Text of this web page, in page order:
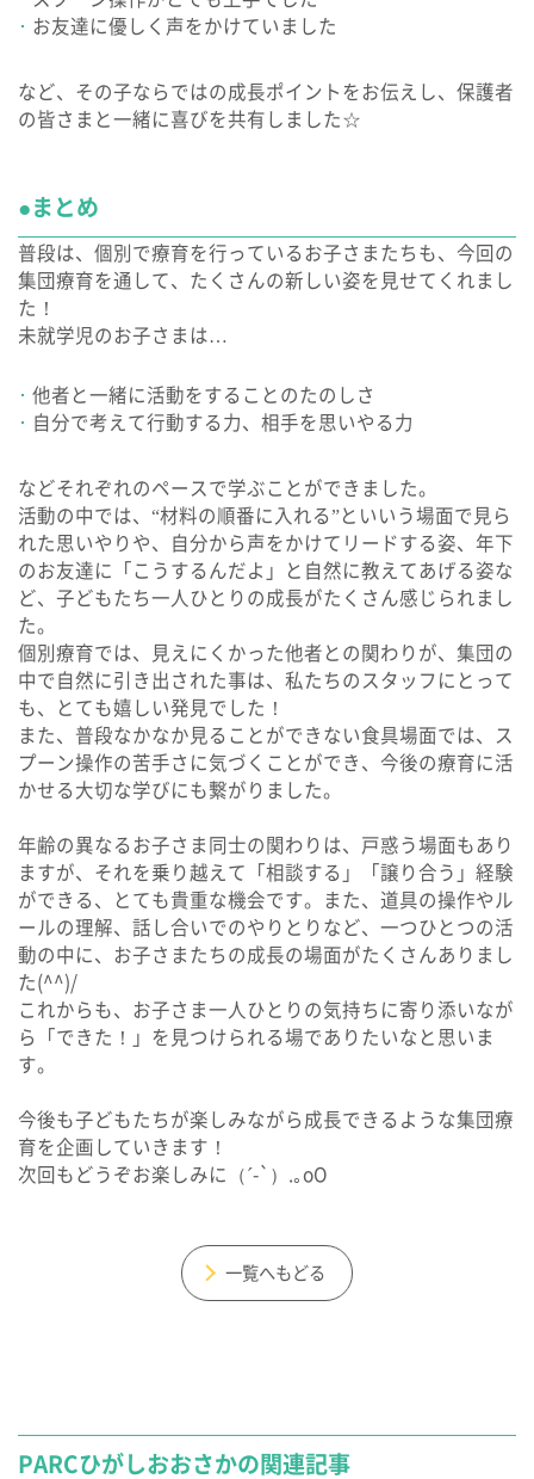
お友達に優しく声をかけていました
など、その子ならではの成長ポイントをお伝えし、保護者
の皆さまと一緒に喜びを共有しました☆
●まとめ
普段は、個別で療育を行っているお子さまたちも、今回の
集団療育を通して、たくさんの新しい姿を見せてくれまし
た！
未就学児のお子さまは…
他者と一緒に活動をすることのたのしさ
自分で考えて行動する力、相手を思いやる力
などそれぞれのペースで学ぶことができました。
活動の中では、“材料の順番に入れる”といいう場面で見ら
れた思いやりや、自分から声をかけてリードする姿、年下
のお友達に「こうするんだよ」と自然に教えてあげる姿な
ど、子どもたち一人ひとりの成長がたくさん感じられまし
た。
個別療育では、見えにくかった他者との関わりが、集団の
中で自然に引き出された事は、私たちのスタッフにとって
も、とても嬉しい発見でした！
また、普段なかなか見ることができない食具場面では、ス
プーン操作の苦手さに気づくことができ、今後の療育に活
かせる大切な学びにも繋がりました。
年齢の異なるお子さま同士の関わりは、戸惑う場面もあり
ますが、それを乗り越えて「相談する」「譲り合う」経験
ができる、とても貴重な機会です。また、道具の操作やル
ールの理解、話し合いでのやりとりなど、一つひとつの活
動の中に、お子さまたちの成長の場面がたくさんありまし
た(^^)/
これからも、お子さま一人ひとりの気持ちに寄り添いなが
ら「できた！」を見つけられる場でありたいなと思いま
す。
今後も子どもたちが楽しみながら成長できるような集団療
育を企画していきます！
次回もどうぞお楽しみに（´-`）.｡oO
一覧へもどる
PARCひがしおおさかの関連記事